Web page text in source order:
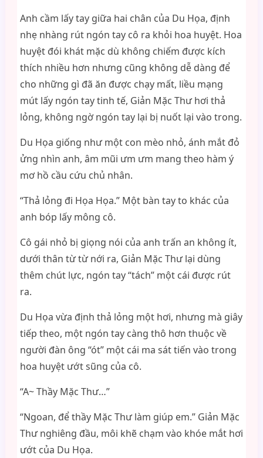
Anh cầm lấy tay giữa hai chân của Du Họa, định
nhẹ nhàng rút ngón tay cô ra khỏi hoa huyệt. Hoa
huyệt đói khát mặc dù không chiếm được kích
thích nhiều hơn nhưng cũng không dễ dàng để
cho những gì đã ăn được chạy mất, liều mạng
mút lấy ngón tay tinh tế, Giản Mặc Thư hơi thả
lỏng, không ngờ ngón tay lại bị nuốt lại vào trong.
Du Họa giống như một con mèo nhỏ, ánh mắt đỏ
ửng nhìn anh, âm mũi ưm ưm mang theo hàm ý
mơ hồ cầu cứu chủ nhân.
“Thả lỏng đi Họa Họa.” Một bàn tay to khác của
anh bóp lấy mông cô.
Cô gái nhỏ bị giọng nói của anh trấn an không ít,
dưới thân từ từ nới ra, Giản Mặc Thư lại dùng
thêm chút lực, ngón tay “tách” một cái được rút
ra.
Du Họa vừa định thả lỏng một hơi, nhưng mà giây
tiếp theo, một ngón tay càng thô hơn thuộc về
người đàn ông “ót” một cái ma sát tiến vào trong
hoa huyệt ướt sũng của cô.
“A~ Thầy Mặc Thư…”
“Ngoan, để thầy Mặc Thư làm giúp em.” Giản Mặc
Thư nghiêng đầu, môi khẽ chạm vào khóe mắt hơi
ướt của Du Họa.